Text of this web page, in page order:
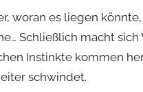
woran es liegen
Schließlich macht sich
Instinkte kommen
schwindet.